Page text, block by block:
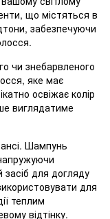
що містяться в
забезпечуючи
.
чи знебарвленого
яке має
освіжає колір
виглядатиме
Шампунь
для догляду
для
теплим
відтінку.